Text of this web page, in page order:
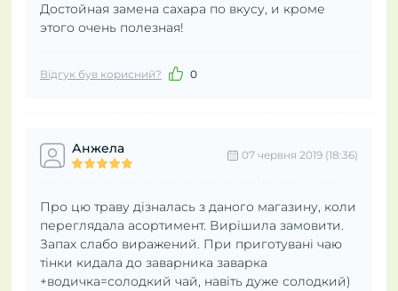
Достойная замена сахара по вкусу, и кроме
этого очень полезная!
Відгук був корисний? 0
Анжела 07 червня 2019 (18:36)
Про цю траву дізналась з даного магазину, коли
переглядала асортимент. Вирішила замовити.
Запах слабо виражений. При приготувані чаю
тінки кидала до заварника заварка
+водичка=солодкий чай, навіть дуже солодкий)